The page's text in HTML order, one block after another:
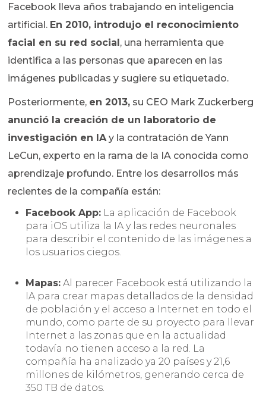
Facebook lleva años trabajando en inteligencia
artificial. En 2010, introdujo el reconocimiento
facial en su red social, una herramienta que
identifica a las personas que aparecen en las
imágenes publicadas y sugiere su etiquetado.
Posteriormente, en 2013, su CEO Mark Zuckerberg
anunció la creación de un laboratorio de
investigación en IA y la contratación de Yann
LeCun, experto en la rama de la IA conocida como
aprendizaje profundo. Entre los desarrollos más
recientes de la compañía están:
Facebook App: La aplicación de Facebook
para iOS utiliza la IA y las redes neuronales
para describir el contenido de las imágenes a
los usuarios ciegos.
Mapas: Al parecer Facebook está utilizando la
IA para crear mapas detallados de la densidad
de población y el acceso a Internet en todo el
mundo, como parte de su proyecto para llevar
Internet a las zonas que en la actualidad
todavía no tienen acceso a la red. La
compañía ha analizado ya 20 países y 21,6
millones de kilómetros, generando cerca de
350 TB de datos.